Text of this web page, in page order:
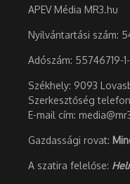
APEV Média MR3.hu
Nyilvántartási szám:
Adószám: 55746719-
Székhely: 9093
Szerkesztőség
E-mail cím:
Gazdassági rovat:
A szatira felelőse: